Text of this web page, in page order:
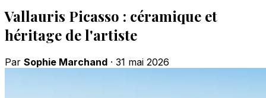
Vallauris Picasso : céramique et
héritage de l'artiste
Par Sophie Marchand · 31 mai 2026